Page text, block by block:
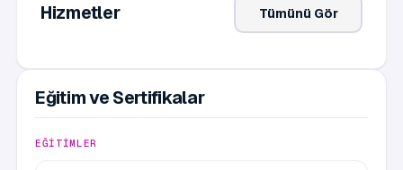
Hizmetler Tümünü Gör
Eğitim ve Sertifikalar
EĞITIMLER